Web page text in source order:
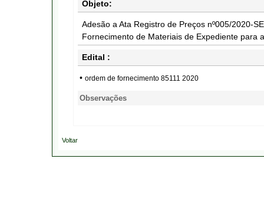
Objeto:
Adesão a Ata Registro de Preços nº005/2020-
Fornecimento de Materiais de Expediente para
Edital :
• ordem de fornecimento 85111 2020
Observações
Voltar